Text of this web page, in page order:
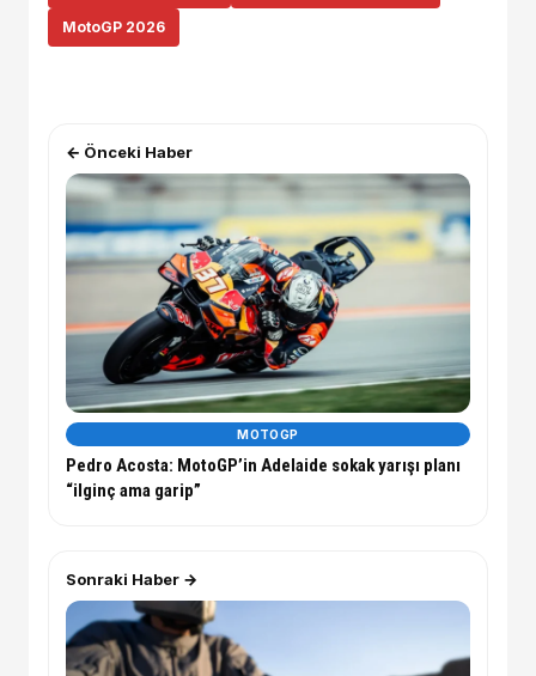
MotoGP 2026
← Önceki Haber
MOTOGP
Pedro Acosta: MotoGP’in Adelaide sokak yarışı planı
“ilginç ama garip”
Sonraki Haber →